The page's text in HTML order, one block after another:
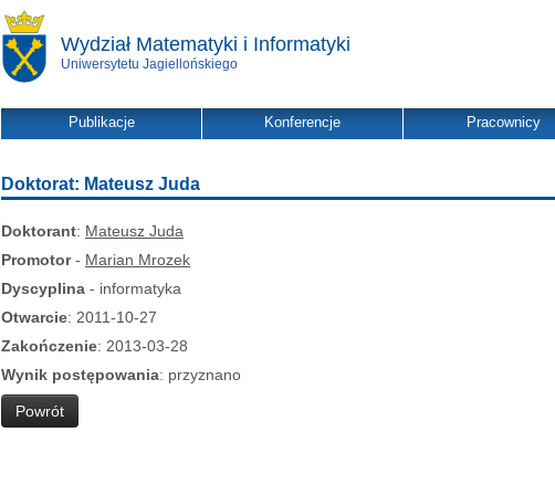
Wydział Matematyki i Informatyki
Uniwersytetu Jagiellońskiego
Publikacje Konferencje Pracownicy
Doktorat: Mateusz Juda
Doktorant: Mateusz Juda
Promotor- Marian Mrozek
Dyscyplina - informatyka
Otwarcie: 2011-10-27
Zakończenie: 2013-03-28
Wynik postępowania: przyznano
Powrót